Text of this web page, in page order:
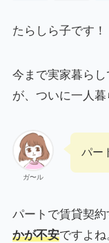
たらしら子です！
今まで実家暮ら
が、ついに一人暮
ガ〜ル
パー
パートで賃貸契
かが不安ですよね